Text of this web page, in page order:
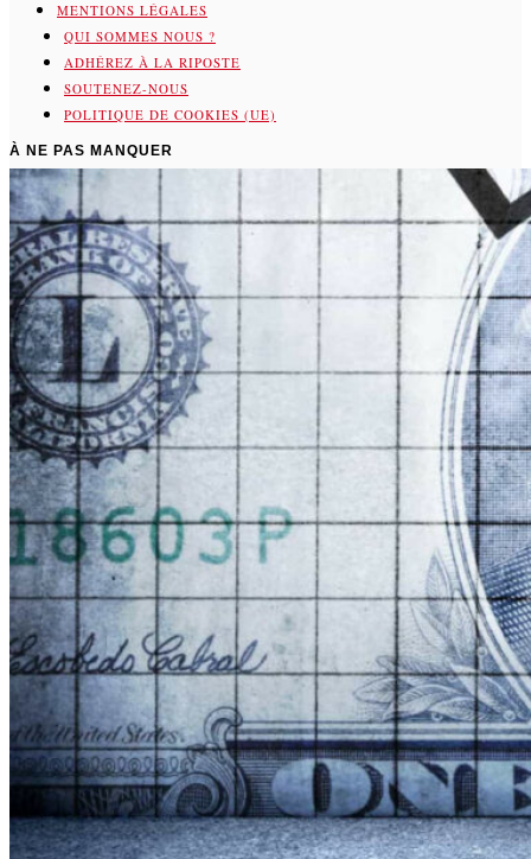
MENTIONS LÉGALES
QUI SOMMES NOUS ?
ADHÉREZ À LA RIPOSTE
SOUTENEZ-NOUS
POLITIQUE DE COOKIES (UE)
À NE PAS MANQUER